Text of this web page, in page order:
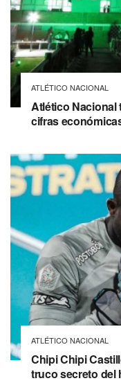
ATLÉTICO NACIONAL
Atlético
cifras
ATLÉTICO NACIONAL
Chipi Chipi
truco secreto del